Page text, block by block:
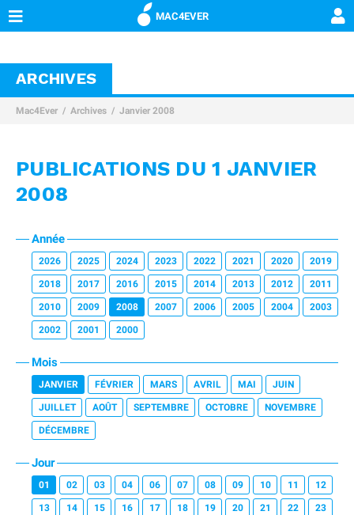
MAC4EVER
ARCHIVES
Mac4Ever Archives Janvier 2008
PUBLICATIONS DU 1 JANVIER
2008
Année
2026 2025 2024 2023 2022 2021 2020 2019
2018 2017 2016 2015 2014 2013 2012 2011
2010 2009 2008 2007 2006 2005 2004 2003
2002 2001 2000
Mois
JANVIER FÉVRIER MARS AVRIL MAI JUIN
JUILLET AOÛT SEPTEMBRE OCTOBRE NOVEMBRE
DÉCEMBRE
Jour
01 02 03 04 06 07 08 09 10 11 12
13 14 15 16 17 18 19 20 21 22 23